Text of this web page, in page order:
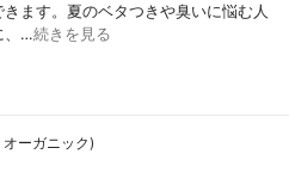
ます。夏のベタつきや臭いに悩む人
、…続きを見る
ーガニック)